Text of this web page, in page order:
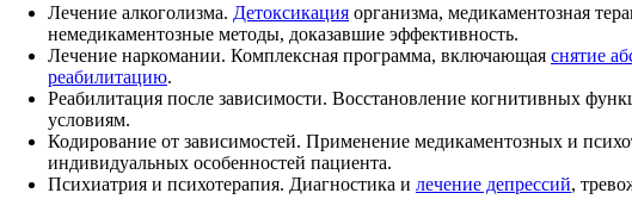
Лечение алкоголизма. Детоксикация организма, медикаментозная
немедикаментозные методы, доказавшие эффективность.
Лечение наркомании. Комплексная программа, включающая снятие
реабилитацию.
Реабилитация после зависимости. Восстановление когнитивных
условиям.
Кодирование от зависимостей. Применение медикаментозных и
индивидуальных особенностей пациента.
Психиатрия и психотерапия. Диагностика и лечение депрессий,